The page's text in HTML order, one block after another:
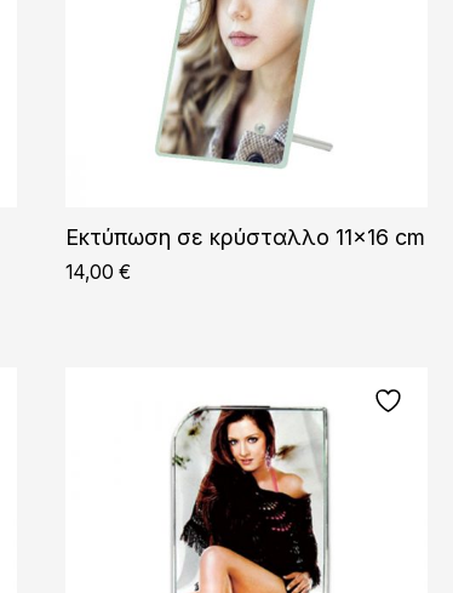
Εκτύπωση σε κρύσταλλο 11×16 cm
14,00 €